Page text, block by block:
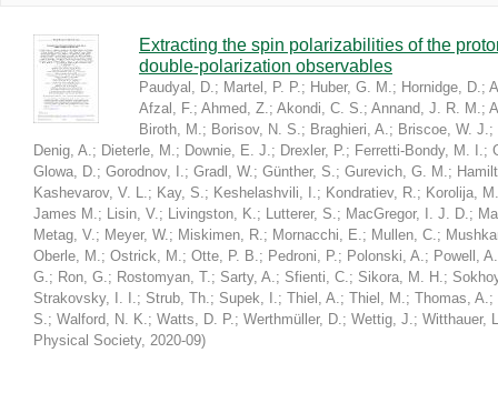
Extracting the spin polarizabilities of the
double-polarization observables
Paudyal, D.; Martel, P. P.; Huber, G. M.; Hornidge, D.;
Afzal, F.; Ahmed, Z.; Akondi, C. S.; Annand, J. R. M.;
Biroth, M.; Borisov, N. S.; Braghieri, A.; Briscoe, W. J.;
Denig, A.; Dieterle, M.; Downie, E. J.; Drexler, P.; Ferretti-Bondy, M. I.;
Glowa, D.; Gorodnov, I.; Gradl, W.; Günther, S.; Gurevich, G. M.;
Kashevarov, V. L.; Kay, S.; Keshelashvili, I.; Kondratiev, R.; Korolija, M.
James M.; Lisin, V.; Livingston, K.; Lutterer, S.; MacGregor, I. J. D.;
Metag, V.; Meyer, W.; Miskimen, R.; Mornacchi, E.; Mullen, C.;
Oberle, M.; Ostrick, M.; Otte, P. B.; Pedroni, P.; Polonski, A.; Powell, A.
G.; Ron, G.; Rostomyan, T.; Sarty, A.; Sfienti, C.; Sikora, M. H.;
Strakovsky, I. I.; Strub, Th.; Supek, I.; Thiel, A.; Thiel, M.; Thomas, A.;
S.; Walford, N. K.; Watts, D. P.; Werthmüller, D.; Wettig, J.; Witthauer,
Physical Society, 2020-09)